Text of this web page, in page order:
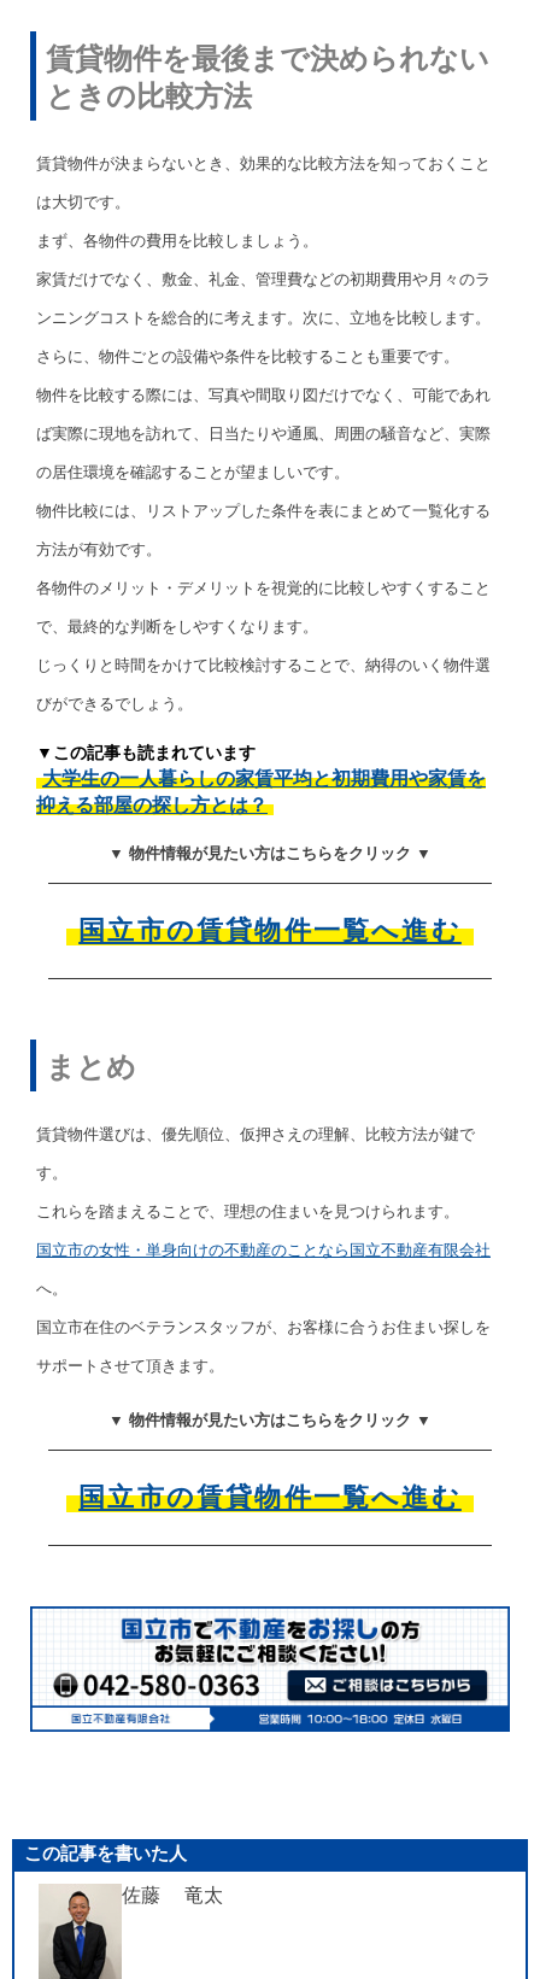
賃貸物件を最後まで決められない
ときの比較方法
賃貸物件が決まらないとき、効果的な比較方法を知っておくこと
は大切です。
まず、各物件の費用を比較しましょう。
家賃だけでなく、敷金、礼金、管理費などの初期費用や月々のラ
ンニングコストを総合的に考えます。次に、立地を比較します。
さらに、物件ごとの設備や条件を比較することも重要です。
物件を比較する際には、写真や間取り図だけでなく、可能であれ
ば実際に現地を訪れて、日当たりや通風、周囲の騒音など、実際
の居住環境を確認することが望ましいです。
物件比較には、リストアップした条件を表にまとめて一覧化する
方法が有効です。
各物件のメリット・デメリットを視覚的に比較しやすくすること
で、最終的な判断をしやすくなります。
じっくりと時間をかけて比較検討することで、納得のいく物件選
びができるでしょう。
▼この記事も読まれています
大学生の一人暮らしの家賃平均と初期費用や家賃を
抑える部屋の探し方とは？
▼ 物件情報が見たい方はこちらをクリック ▼
国立市の賃貸物件一覧へ進む
まとめ
賃貸物件選びは、優先順位、仮押さえの理解、比較方法が鍵で
す。
これらを踏まえることで、理想の住まいを見つけられます。
国立市の女性・単身向けの不動産のことなら国立不動産有限会社
へ。
国立市在住のベテランスタッフが、お客様に合うお住まい探しを
サポートさせて頂きます。
▼ 物件情報が見たい方はこちらをクリック ▼
国立市の賃貸物件一覧へ進む
この記事を書いた人
佐藤 竜太